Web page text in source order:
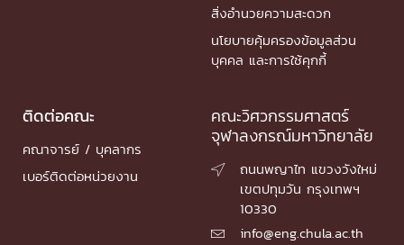
สิ่งอำนวยความสะดวก
นโยบายคุ้มครองข้อมูลส่วน
บุคคล และการใช้คุกกี้
ติดต่อคณะ
คณาจารย์ / บุคลากร
เบอร์ติดต่อหน่วยงาน
คณะวิศวกรรมศาสตร์
จุฬาลงกรณ์มหาวิทยาลัย

ถนนพญาไท แขวงวังใหม่
เขตปทุมวัน กรุงเทพฯ
10330
 info@eng.chula.ac.th